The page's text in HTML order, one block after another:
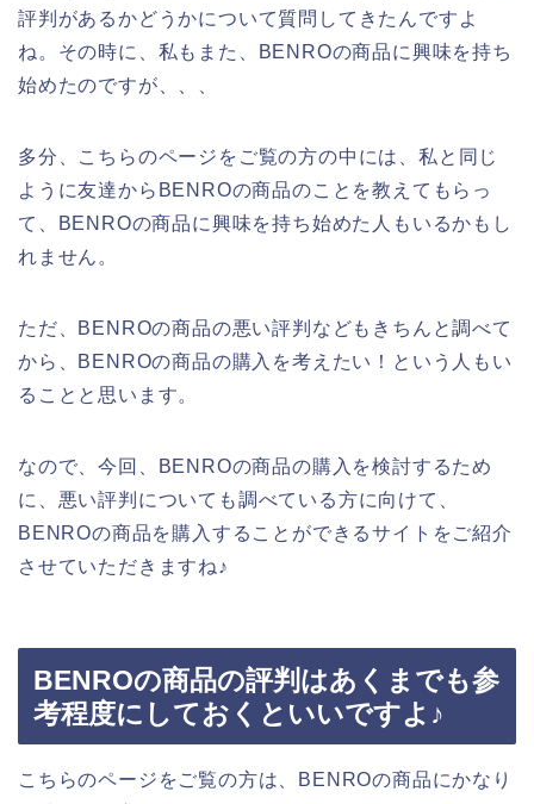
評判があるかどうかについて質問してきたんですよ
ね。その時に、私もまた、BENROの商品に興味を持ち
始めたのですが、、、
多分、こちらのページをご覧の方の中には、私と同じ
ように友達からBENROの商品のことを教えてもらっ
て、BENROの商品に興味を持ち始めた人もいるかもし
れません。
ただ、BENROの商品の悪い評判などもきちんと調べて
から、BENROの商品の購入を考えたい！という人もい
ることと思います。
なので、今回、BENROの商品の購入を検討するため
に、悪い評判についても調べている方に向けて、
BENROの商品を購入することができるサイトをご紹介
させていただきますね♪
BENROの商品の評判はあくまでも参
考程度にしておくといいですよ♪
こちらのページをご覧の方は、BENROの商品にかなり